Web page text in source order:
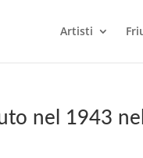
Artisti
nel 1943